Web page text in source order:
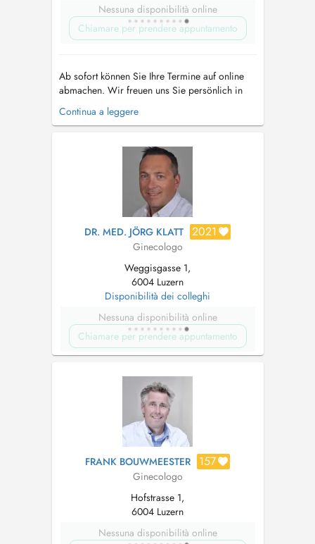
Nessuna disponibilità online
Chiamare per prendere appuntamento
Ab sofort können Sie Ihre Termine auf online
abmachen. Wir freuen uns Sie persönlich in
der Praxis zu begrüssen. Unser Angebot reicht
über hochspezialisierte Fachkompetenz in
ästhetischen Medizin....
Continua a leggere
DR. MED. JÖRG KLATT 2021
Ginecologo
Weggisgasse 1,
6004 Luzern
Disponibilità dei colleghi
Nessuna disponibilità online
Chiamare per prendere appuntamento
FRANK BOUWMEESTER 157
Ginecologo
Hofstrasse 1,
6004 Luzern
Nessuna disponibilità online